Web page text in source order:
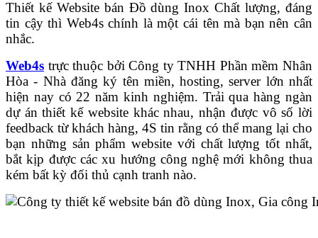
Thiết kế Website bán Đồ dùng Inox Chất lượng, đáng
tin cậy thì Web4s chính là một cái tên mà bạn nên cân
nhắc.
Web4s trực thuộc bởi Công ty TNHH Phần mềm Nhân
Hòa - Nhà đăng ký tên miền, hosting, server lớn nhất
hiện nay có 22 năm kinh nghiệm. Trải qua hàng ngàn
dự án thiết kế website khác nhau, nhận được vô số lời
feedback từ khách hàng, 4S tin rằng có thể mang lại cho
bạn những sản phẩm website với chất lượng tốt nhất,
bắt kịp được các xu hướng công nghệ mới không thua
kém bất kỳ đối thủ cạnh tranh nào.